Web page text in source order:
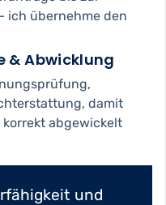
und
ich übernehme den
& Abwicklung
damit
abgewickelt